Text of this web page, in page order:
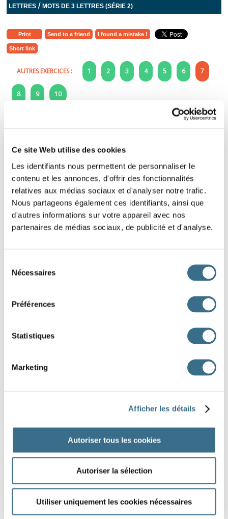
Ce site Web utilise des cookies
Les identifiants nous permettent de personnaliser le
contenu et les annonces, d'offrir des fonctionnalités
relatives aux médias sociaux et d'analyser notre trafic.
Nous partageons également ces identifiants, ainsi que
d'autres informations sur votre appareil avec nos
partenaires de médias sociaux, de publicité et d'analyse.
Nécessaires
Préférences
Statistiques
Marketing
Afficher les détails
Autoriser tous les cookies
Autoriser la sélection
Utiliser uniquement les cookies nécessaires
LETTRES /MOTS DE 3 LETTRES (SÉRIE 2)
Print Send to a friend I found a mistake !
Short link
AUTRES EXERCICES : 1 2 3 4 5 6 7
8 9 10
Replace dans le bon ordre les lettres de ce
mot.
Indice : Fruits
U